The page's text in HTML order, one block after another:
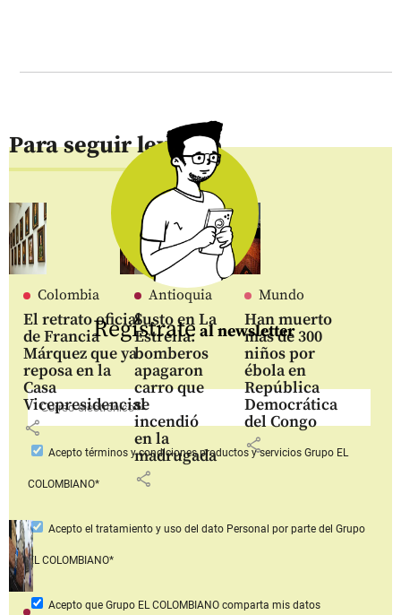
Para seguir leyendo
Colombia
El retrato oficial
de Francia
Márquez que ya
reposa en la
Casa
Vicepresidencial
share
Antioquia
Susto en La
Estrella:
bomberos
apagaron
carro que
se
incendió
en la
madrugada
share
Mundo
Han muerto
más de 300
niños por
ébola en
República
Democrática
del Congo
share
Regístrateal newsletter
Aceptotérminos y condiciones productos y serviciosGrupo EL
COLOMBIANO*
Acepto el tratamiento y uso del dato Personal por parte del Grupo
EL COLOMBIANO*
Acepto que Grupo EL COLOMBIANOcomparta mis datos